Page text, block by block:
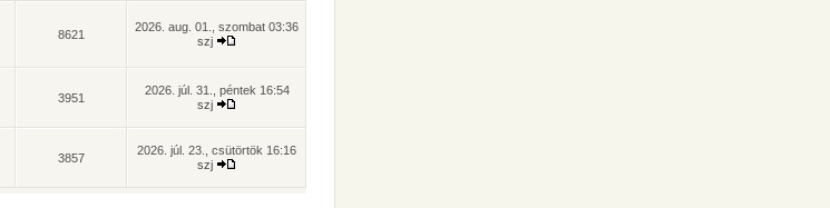
8621
2026. aug. 01., szombat 03:36
szj
3951
2026. júl. 31., péntek 16:54
szj
3857
2026. júl. 23., csütörtök 16:16
szj